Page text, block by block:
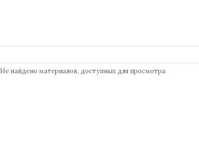
Не найдено материалов, доступных для просмотра